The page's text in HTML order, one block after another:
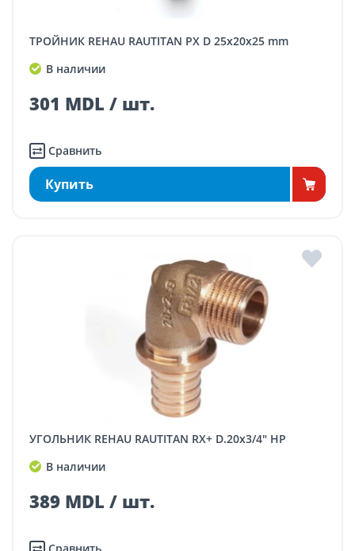
ТРОЙНИК REHAU RAUTITAN PX D 25x20x25 mm
В наличии
301 MDL / шт.
Сравнить
Купить
УГОЛЬНИК REHAU RAUTITAN RX+ D.20x3/4" НР
В наличии
389 MDL / шт.
Сравнить